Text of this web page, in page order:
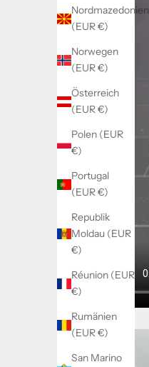
Nordmazedonien
(EUR €)
Norwegen
(EUR €)
Österreich
(EUR €)
Polen (EUR
€)
Portugal
(EUR €)
Republik
Moldau (EUR
€)
Réunion (EUR
€)
Rumänien
(EUR €)
San Marino